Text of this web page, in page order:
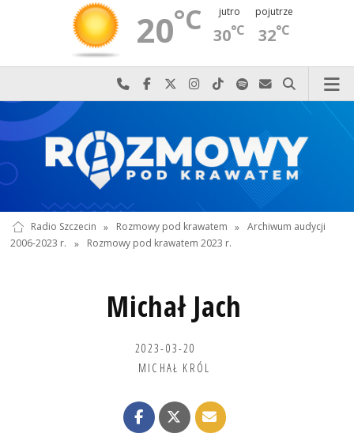
20°C jutro
30°C
pojutrze
32°C
Najlepiej po prostu do nas zadzwoń
Odwiedź nas na Facebook-u
Odwiedź nas na X
Odwiedź nas na Instagram-ie
Odwiedź nas na TikTok-u
Szukaj nas na Spotify
Wyślij do nas
Szukaj
Radio Szczecin » Rozmowy pod krawatem » Archiwum audycji
2006-2023 r.
» Rozmowy pod krawatem 2023 r.
Michał Jach
2023-03-20
MICHAŁ KRÓL